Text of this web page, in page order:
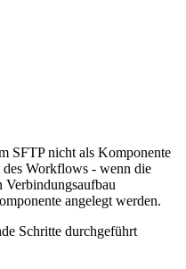
SFTP nicht als Komponente
Workflows - wenn die
Verbindungsaufbau
angelegt werden.
Schritte durchgeführt